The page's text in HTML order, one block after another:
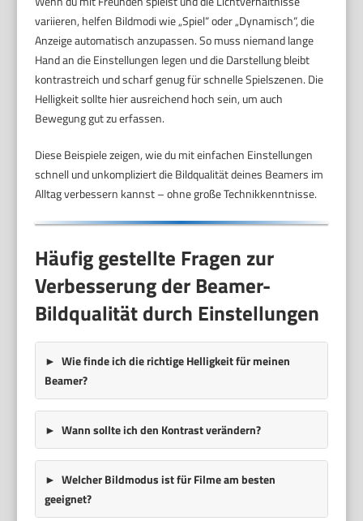
variieren, helfen Bildmodi wie „Spiel“ oder „Dynamisch“, die
Anzeige automatisch anzupassen. So muss niemand lange
Hand an die Einstellungen legen und die Darstellung bleibt
kontrastreich und scharf genug für schnelle Spielszenen. Die
Helligkeit sollte hier ausreichend hoch sein, um auch
Bewegung gut zu erfassen.
Diese Beispiele zeigen, wie du mit einfachen Einstellungen
schnell und unkompliziert die Bildqualität deines Beamers im
Alltag verbessern kannst – ohne große Technikkenntnisse.
Häufig gestellte Fragen zur
Verbesserung der Beamer-
Bildqualität durch Einstellungen
Wie finde ich die richtige Helligkeit für meinen
Beamer?
Wann sollte ich den Kontrast verändern?
Welcher Bildmodus ist für Filme am besten
geeignet?